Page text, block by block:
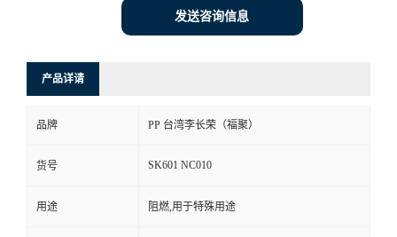
发送咨询信息
产品详请
品牌 PP 台湾李长荣（福聚）
货号 SK601 NC010
用途 阻燃,用于特殊用途